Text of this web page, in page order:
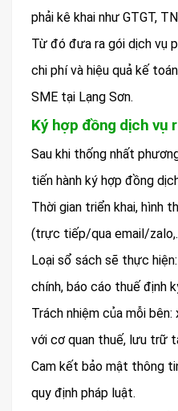
phải kê khai như GTGT,
Từ đó đưa ra gói dịch vụ
chi phí và hiệu quả kế
SME tại Lạng Sơn.
Ký hợp đồng dịch vụ
Sau khi thống nhất
tiến hành ký hợp đồng
Thời gian triển khai, hình
(trực tiếp/qua email/
Loại sổ sách sẽ thực
chính, báo cáo thuế định
Trách nhiệm của mỗi
với cơ quan thuế, lưu trữ
Cam kết bảo mật thông
quy định pháp luật.